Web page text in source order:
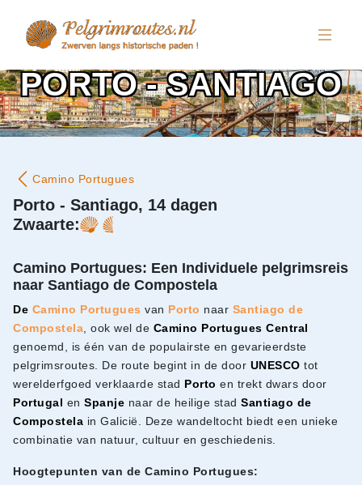
PORTO - SANTIAGO
Camino Portugues
Porto - Santiago, 14 dagen
Zwaarte:
Camino Portugues: Een Individuele pelgrimsreis
naar Santiago de Compostela
De Camino Portugues van Porto naar Santiago de
Compostela , ook wel de Camino Portugues Central
genoemd, is één van de populairste en gevarieerdste
pelgrimsroutes. De route begint in de door UNESCO tot
werelderfgoed verklaarde stad Porto en trekt dwars door
Portugal en Spanje naar de heilige stad Santiago de
Compostela in Galicië. Deze wandeltocht biedt een unieke
combinatie van natuur, cultuur en geschiedenis.
Hoogtepunten van de Camino Portugues: